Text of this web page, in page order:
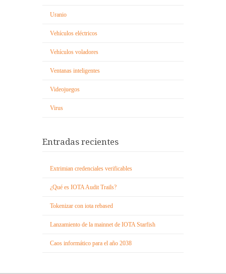
Uranio
Vehículos eléctricos
Vehículos voladores
Ventanas inteligentes
Videojuegos
Virus
Entradas recientes
Extrimian credenciales verificables
¿Qué es IOTA Audit Trails?
Tokenizar con iota rebased
Lanzamiento de la mainnet de IOTA Starfish
Caos informático para el año 2038